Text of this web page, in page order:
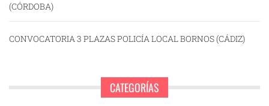
(CÓRDOBA)
CONVOCATORIA 3 PLAZAS POLICÍA LOCAL BORNOS (CÁDIZ)
CATEGORÍAS